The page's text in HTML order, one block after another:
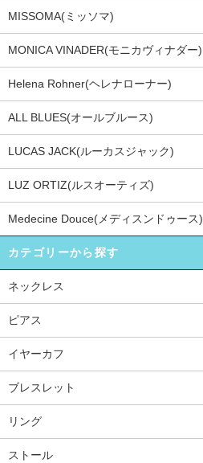
MISSOMA(ミッソマ)
MONICA VINADER(モニカヴィナダー)
Helena Rohner(ヘレナローナー)
ALL BLUES(オールブルース)
LUCAS JACK(ルーカスジャック)
LUZ ORTIZ(ルスオーティズ)
Medecine Douce(メディスンドゥース)
カテゴリーから探す
ネックレス
ピアス
イヤーカフ
ブレスレット
リング
ストール